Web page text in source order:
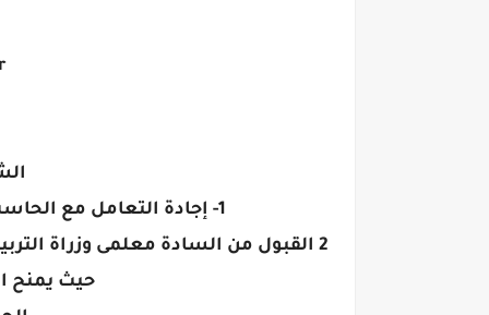
1- إجادة التعامل مع الحاسب الآلى وتكنولوجيا التعليم إجادة تامه ...
حيث يمنح